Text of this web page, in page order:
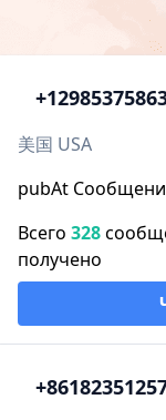
+1
美国 USA
pubAt
Всего 328
получено
+86